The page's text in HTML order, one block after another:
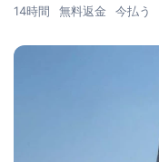
14時間 無料返金 今払う